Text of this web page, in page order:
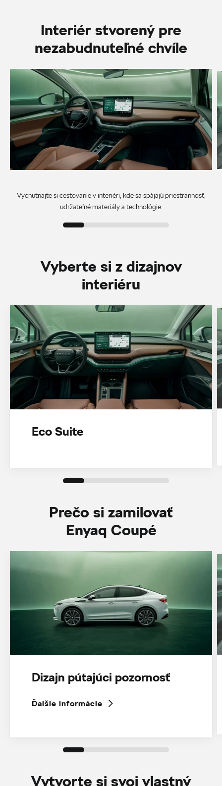
Interiér stvorený pre
nezabudnuteľné chvíle
Vychutnajte si cestovanie v interiéri, kde sa spájajú priestrannosť,
udržateľné materiály a technológie.
Vyberte si z dizajnov
interiéru
Eco Suite
Prečo si zamilovať
Enyaq Coupé
Dizajn pútajúci pozornosť
Ďalšie informácie
Vytvorte si svoj vlastný